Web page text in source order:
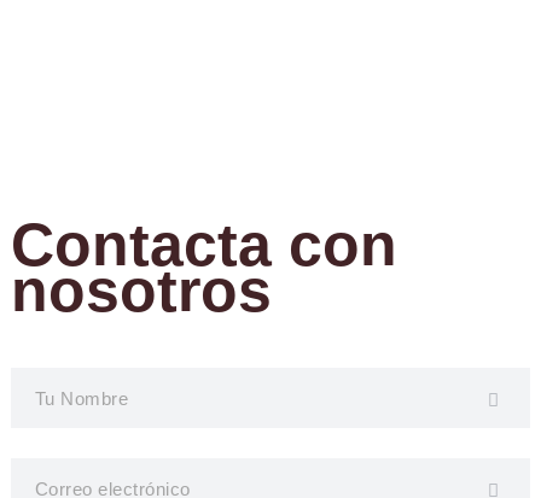
Contacta con
nosotros